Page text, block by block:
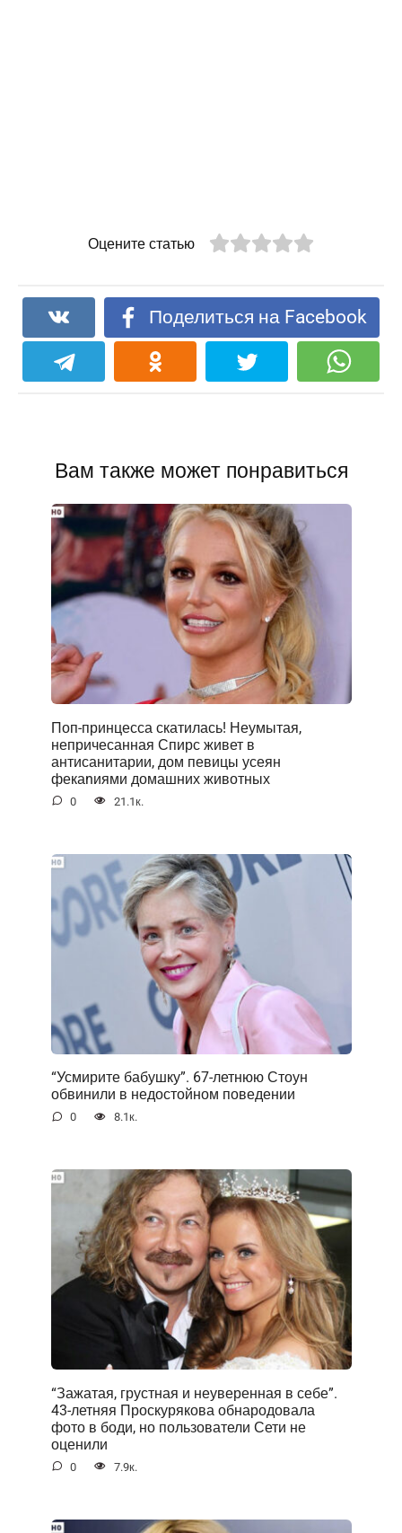
Оцените статью
Поделиться на Facebook
Вам также может понравиться
Поп-принцесса скатилась! Неумытая,
непричесанная Спирс живет в
антисанитарии, дом певицы усеян
фекаnиями домашних животных
0 21.1к.
“Усмирите бабушку”. 67-летнюю Стоун
обвинили в недостойном поведении
0 8.1к.
“Зажатая, грустная и неуверенная в себе”.
43-летняя Проскурякова обнародовала
фото в боди, но пользователи Сети не
оценили
0 7.9к.